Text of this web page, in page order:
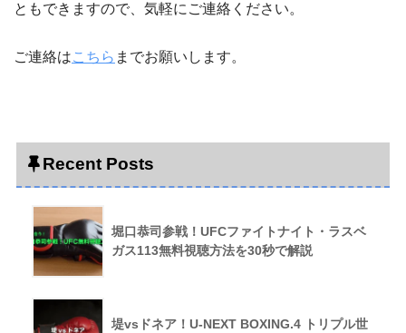
ともできますので、気軽にご連絡ください。
ご連絡はこちら までお願いします。
Recent Posts
堀口恭司参戦！UFCファイトナイト・ラスベ
ガス113無料視聴方法を30秒で解説
堤vsドネア！U-NEXT BOXING.4 トリプル世